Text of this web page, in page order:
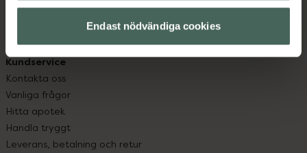
Endast nödvändiga cookies
hjälpa just dig att må lite bättre. Välkommen att prata
Kundservice
Kontakta oss
Vanliga frågor
Hitta apotek
Handla tryggt
Leverans, betalning och retur